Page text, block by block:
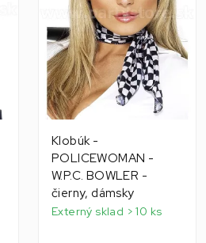
Klobúk -
POLICEWOMAN -
W.P.C. BOWLER -
čierny, dámsky
Externý sklad > 10 ks